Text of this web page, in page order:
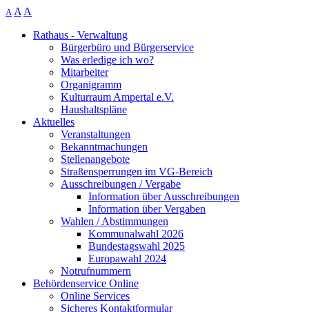
A A A
Rathaus - Verwaltung
Bürgerbüro und Bürgerservice
Was erledige ich wo?
Mitarbeiter
Organigramm
Kulturraum Ampertal e.V.
Haushaltspläne
Aktuelles
Veranstaltungen
Bekanntmachungen
Stellenangebote
Straßensperrungen im VG-Bereich
Ausschreibungen / Vergabe
Information über Ausschreibungen
Information über Vergaben
Wahlen / Abstimmungen
Kommunalwahl 2026
Bundestagswahl 2025
Europawahl 2024
Notrufnummern
Behördenservice Online
Online Services
Sicheres Kontaktformular